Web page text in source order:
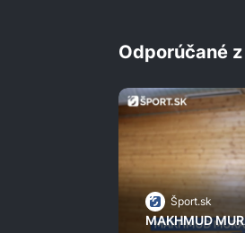
Odporúčané
Šport.sk
MAKHMUD